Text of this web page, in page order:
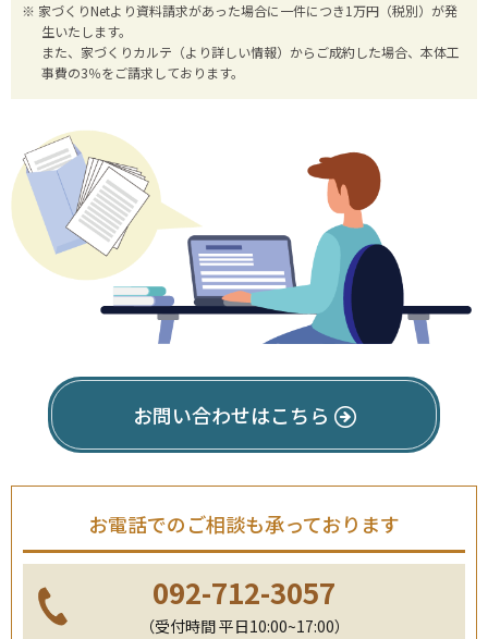
家づくりNetより資料請求があった場合に一件につき1万円（税別）が発
生いたします。
また、家づくりカルテ（より詳しい情報）からご成約した場合、本体工
事費の3％をご請求しております。
お問い合わせはこちら
お電話でのご相談も承っております
092-712-3057
（受付時間 平日10:00~17:00）